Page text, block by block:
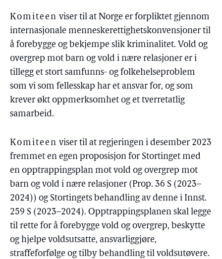
Komiteen viser til at Norge er forpliktet gjennom
internasjonale menneskerettighetskonvensjoner til
å forebygge og bekjempe slik kriminalitet. Vold og
overgrep mot barn og vold i nære relasjoner er i
tillegg et stort samfunns- og folkehelseproblem
som vi som fellesskap har et ansvar for, og som
krever økt oppmerksomhet og et tverretatlig
samarbeid.
Komiteen viser til at regjeringen i desember 2023
fremmet en egen proposisjon for Stortinget med
en opptrappingsplan mot vold og overgrep mot
barn og vold i nære relasjoner (Prop. 36 S (2023–
2024)) og Stortingets behandling av denne i Innst.
259 S (2023–2024). Opptrappingsplanen skal legge
til rette for å forebygge vold og overgrep, beskytte
og hjelpe voldsutsatte, ansvarliggjøre,
straffeforfølge og tilby behandling til voldsutøvere.